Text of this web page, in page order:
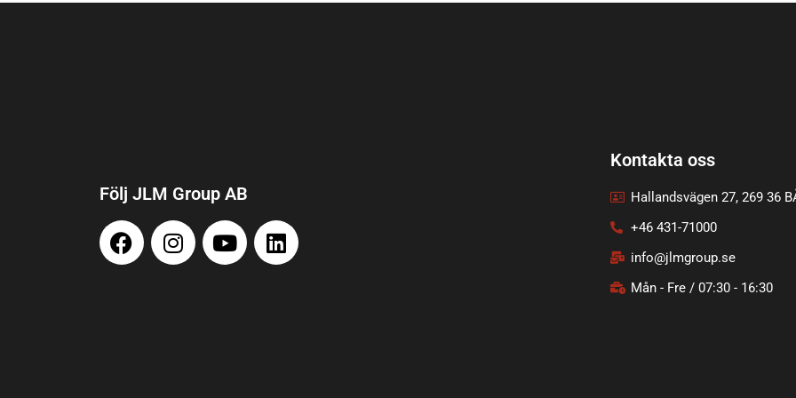
Följ JLM Group AB
Kontakta oss
Hallandsvägen 27, 269 36
+46 431-71000
info@jlmgroup.se
Mån - Fre / 07:30 - 16:30